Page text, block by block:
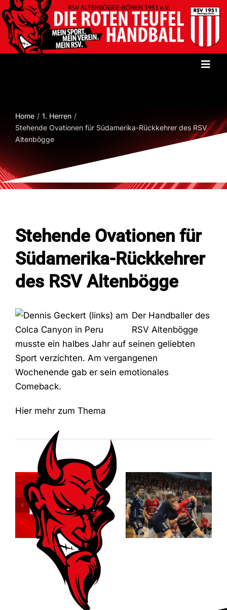
Zum
Inhalt
springen
Verein
Jugend
Fans
Kontakt
Home
1. Herren
Stehende Ovationen für Südamerika-Rückkehrer des RSV
Altenbögge
Stehende Ovationen für
Südamerika-Rückkehrer
des RSV Altenbögge
Der Handballer des
RSV Altenbögge
musste ein halbes Jahr auf seinen geliebten
Sport verzichten. Am vergangenen
Wochenende gab er sein emotionales
Comeback.
Hier mehr zum Thema
Relegationsspiel
abgesagt –
RSV verbleibt
in der
Verbandsliga
Dortmund
entreißt dem
RSV
Altenbögge
die